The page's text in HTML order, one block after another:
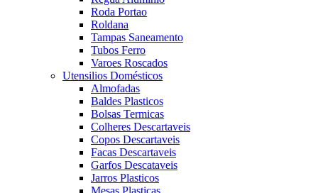
Roda Portao
Roldana
Tampas Saneamento
Tubos Ferro
Varoes Roscados
Utensilios Domésticos
Almofadas
Baldes Plasticos
Bolsas Termicas
Colheres Descartaveis
Copos Descartaveis
Facas Descartaveis
Garfos Descataveis
Jarros Plasticos
Mesas Plasticas